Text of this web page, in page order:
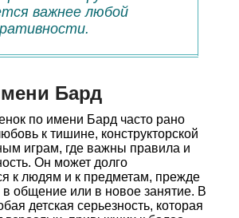
важнее любой
Бард
по имени Бард часто рано
к тишине, конструкторской
играм, где важны правила и
Он может долго
к людям и к предметам, прежде
в общение или в новое занятие. В
детская серьезность, которая